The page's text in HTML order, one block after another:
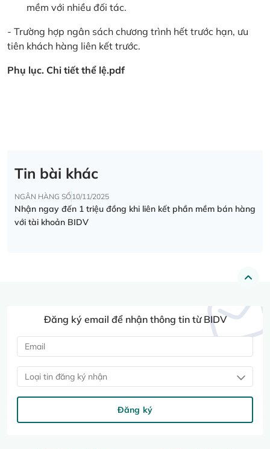
mềm với nhiều đối tác.
- Trường hợp ngân sách chương trình hết trước hạn, ưu
tiên khách hàng liên kết trước.
Phụ lục. Chi tiết thể lệ.pdf
Tin bài khác
NGÂN HÀNG SỐ10/11/2025
Nhận ngay đến 1 triệu đồng khi liên kết phần mềm bán hàng
với tài khoản BIDV
Đăng ký email để nhận thông tin từ BIDV
Loại tin đăng ký nhận
Đăng ký